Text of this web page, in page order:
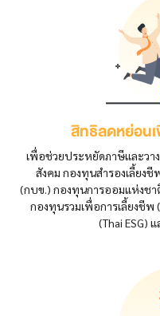
สิทธิลดหย่อน
เพื่อช่วยประหยัดภาษีและว
สังคม กองทุนสำรองเลี้ยง
(กบข.) กองทุนการออมแห่งชา
กองทุนรวมเพื่อการเลี้ยงชีพ
(Thai ESG)